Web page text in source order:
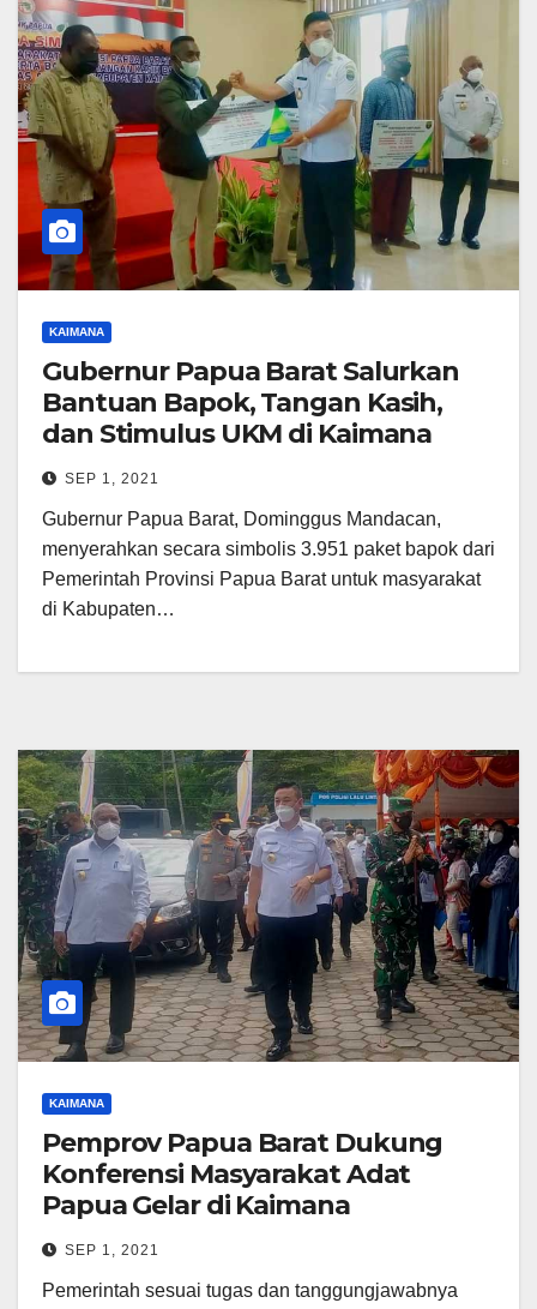
KAIMANA
Gubernur Papua Barat Salurkan
Bantuan Bapok, Tangan Kasih,
dan Stimulus UKM di Kaimana
SEP 1, 2021
Gubernur Papua Barat, Dominggus Mandacan,
menyerahkan secara simbolis 3.951 paket bapok dari
Pemerintah Provinsi Papua Barat untuk masyarakat
di Kabupaten…
KAIMANA
Pemprov Papua Barat Dukung
Konferensi Masyarakat Adat
Papua Gelar di Kaimana
SEP 1, 2021
Pemerintah sesuai tugas dan tanggungjawabnya